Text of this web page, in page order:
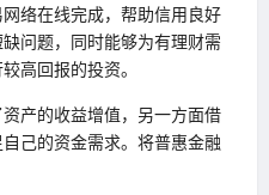
络在线完成，帮助信用良好
问题，同时能够为有理财需
高回报的投资。
产的收益增值，另一方面借
己的资金需求。将普惠金融